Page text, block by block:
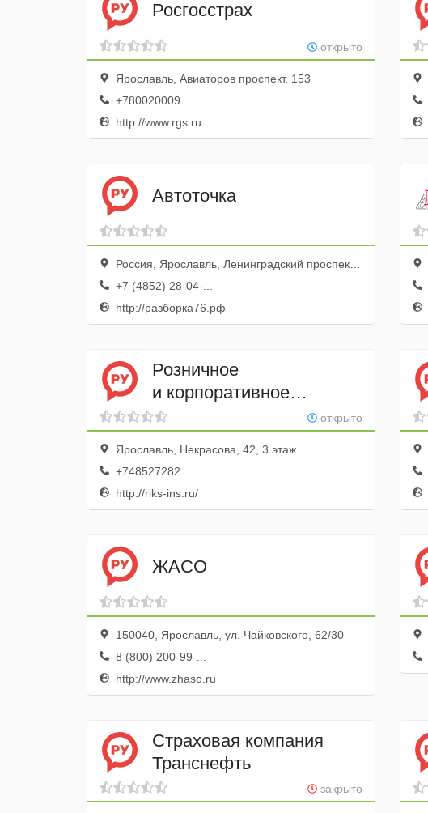
Росгосстрах
открыто
Ярославль, Авиаторов проспект, 153
+780020009...
http://www.rgs.ru
Автоточка
Россия, Ярославль, Ленинградский проспект, 45Ас1
+7 (4852) 28-04-...
http://разборка76.рф
Розничное
и корпоративное
страхование
открыто
Ярославль, Некрасова, 42, 3 этаж
+748527282...
http://riks-ins.ru/
ЖАСО
150040, Ярославль, ул. Чайковского, 62/30
8 (800) 200-99-...
http://www.zhaso.ru
Страховая компания
Транснефть
закрыто